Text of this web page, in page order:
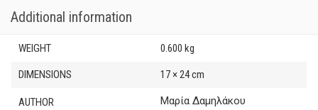
Additional information
WEIGHT 0.600 kg
DIMENSIONS 17 × 24 cm
AUTHOR Μαρία Δαμηλάκου